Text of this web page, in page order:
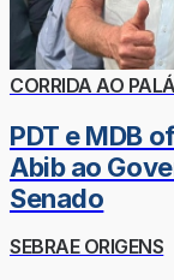
CORRIDA AO
PDT e MDB
Abib ao
Senado
SEBRAE ORIGENS